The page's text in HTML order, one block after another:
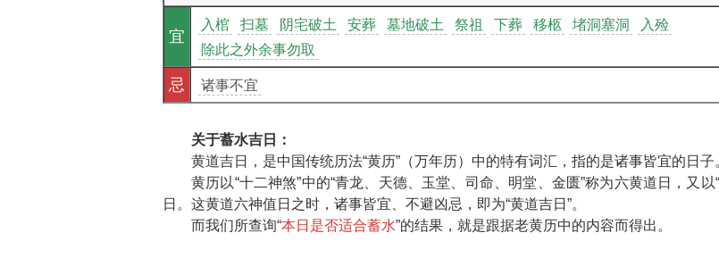
宜
入棺 扫墓 阴宅破土 安葬 墓地破土 祭祖 下葬 移柩 堵洞塞洞
入殓
除此之外余事勿取
忌
诸事不宜
关于蓄水吉日：
黄道吉日，是中国传统历法“黄历”（万年历）中的特有词汇，指的是诸事皆宜的日子
黄历以“十二神煞”中的“青龙、天德、玉堂、司命、明堂、金匮”称为六黄道日，又
日。这黄道六神值日之时，诸事皆宜、不避凶忌，即为“黄道吉日”。
而我们所查询“本日是否适合蓄水”的结果，就是跟据老黄历中的内容而得出。